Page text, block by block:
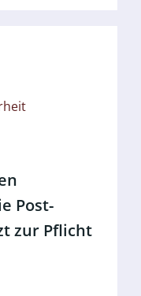
Post-
zur Pflicht